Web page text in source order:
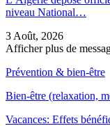
niveau National…
3 Août, 2026
Afficher plus de
Prévention & bien-être
Bien-être (relaxation,
Vacances: Effets